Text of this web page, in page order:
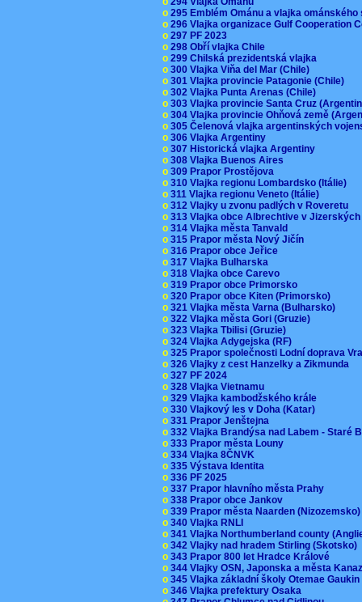
o 295 Emblém Ománu a vlajka
o 296 Vlajka organizace Gulf Cooperation
o 297 PF 2023
o 298 Obří vlajka Chile
o 299 Chilská prezidentská vlajka
o 300 Vlajka Viňa del Mar (Chile)
o 301 Vlajka provincie Patagonie (Chile)
o 302 Vlajka Punta Arenas (Chile)
o 303 Vlajka provincie Santa Cruz
o 304 Vlajka provincie Ohňová země
o 305 Čelenová vlajka argentinských
o 306 Vlajka Argentiny
o 307 Historická vlajka Argentiny
o 308 Vlajka Buenos Aires
o 309 Prapor Prostějova
o 310 Vlajka regionu Lombardsko (Itálie)
o 311 Vlajka regionu Veneto (Itálie)
o 312 Vlajky u zvonu padlých v Roveretu
o 313 Vlajka obce Albrechtive v
o 314 Vlajka města Tanvald
o 315 Prapor města Nový Jičín
o 316 Prapor obce Jeřice
o 317 Vlajka Bulharska
o 318 Vlajka obce Carevo
o 319 Prapor obce Primorsko
o 320 Prapor obce Kiten (Primorsko)
o 321 Vlajka města Varna (Bulharsko)
o 322 Vlajka města Gori (Gruzie)
o 323 Vlajka Tbilisi (Gruzie)
o 324 Vlajka Adygejska (RF)
o 325 Prapor společnosti Lodní doprava
o 326 Vlajky z cest Hanzelky a Zikmunda
o 327 PF 2024
o 328 Vlajka Vietnamu
o 329 Vlajka kambodžského krále
o 330 Vlajkový les v Doha (Katar)
o 331 Prapor Jenštejna
o 332 Vlajka Brandýsa nad Labem - Staré
o 333 Prapor města Louny
o 334 Vlajka 8ČNVK
o 335 Výstava Identita
o 336 PF 2025
o 337 Prapor hlavního města Prahy
o 338 Prapor obce Jankov
o 339 Prapor města Naarden
o 340 Vlajka RNLI
o 341 Vlajka Northumberland county
o 342 Vlajky nad hradem Stirling (Skotsko)
o 343 Prapor 800 let Hradce Králové
o 344 Vlajky OSN, Japonska a města
o 345 Vlajka základní školy Otemae
o 346 Vlajka prefektury Osaka